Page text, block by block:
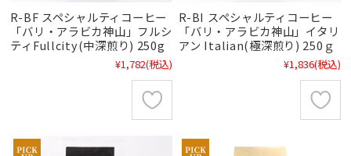
R-BF スペシャルティコーヒー
「バリ・アラビカ神山」フルシ
ティFullcity(中深煎り) 250g
¥1,782(税込)
R-BI スペシャルティコーヒー
「バリ・アラビカ神山」イタリ
アン Italian(極深煎り) 250ｇ
¥1,836(税込)